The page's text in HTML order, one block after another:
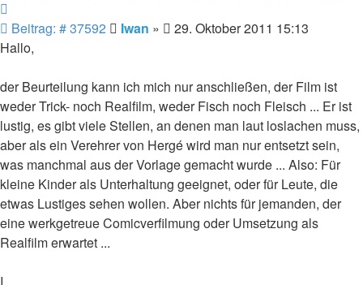
Beitrag: # 37592 Beitrag
Iwan »
29. Oktober 2011 15:13
Hallo,
der Beurteilung kann ich mich nur anschließen, der Film ist
weder Trick- noch Realfilm, weder Fisch noch Fleisch ... Er ist
lustig, es gibt viele Stellen, an denen man laut loslachen muss,
aber als ein Verehrer von Hergé wird man nur entsetzt sein,
was manchmal aus der Vorlage gemacht wurde ... Also: Für
kleine Kinder als Unterhaltung geeignet, oder für Leute, die
etwas Lustiges sehen wollen. Aber nichts für jemanden, der
eine werkgetreue Comicverfilmung oder Umsetzung als
Realfilm erwartet ...